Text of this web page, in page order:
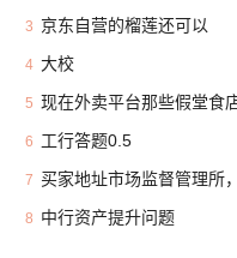
3 京东自营的榴莲还可以
4 大校
5 现在外卖平台那些假堂食
6 工行答题0.5
7 买家地址市场监督管理所
8 中行资产提升问题